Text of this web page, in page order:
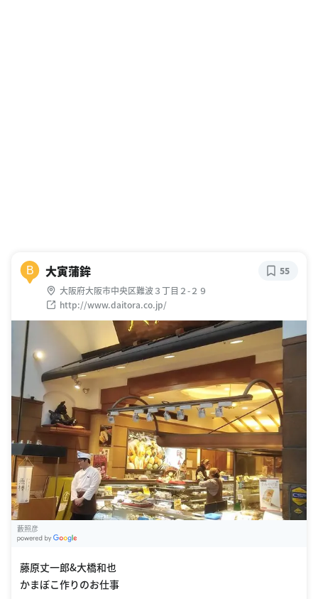
B 大寅蒲鉾
大阪府大阪市中央区難波３丁目２-２９
http://www.daitora.co.jp/
55
藪照彦
藤原丈一郎&大橋和也
かまぼこ作りのお仕事